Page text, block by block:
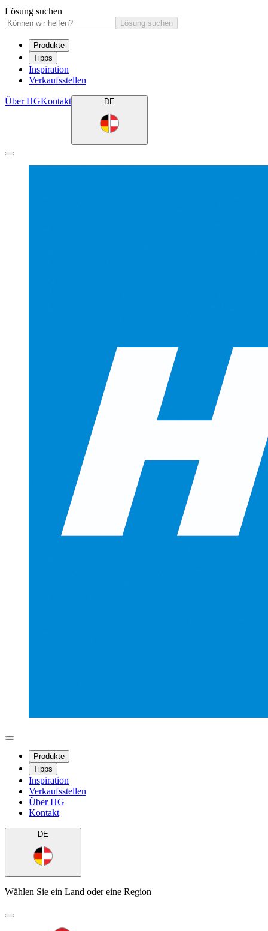
Lösung suchen
Lösung suchen
Produkte
Tipps
Inspiration
Verkaufsstellen
Über HGKontakt DE
Produkte
Tipps
Inspiration
Verkaufsstellen
Über HG
Kontakt
DE
Wählen Sie ein Land oder eine Region